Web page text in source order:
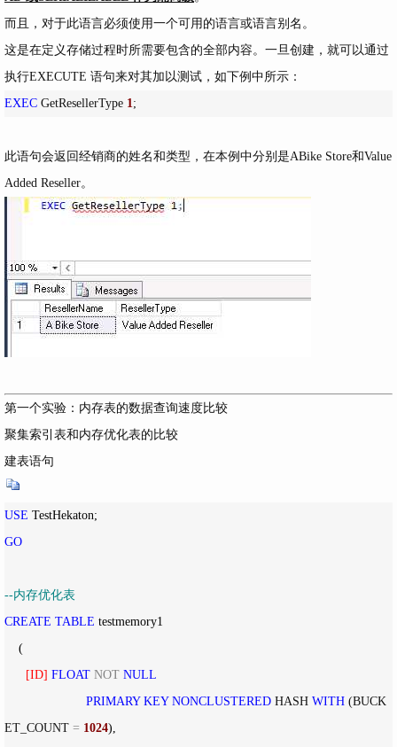
而且，对于此语言必须使用一个可用的语言或语言别名。
这是在定义存储过程时所需要包含的全部内容。一旦创建，就可以通过
执行EXECUTE 语句来对其加以测试，如下例中所示：
EXEC GetResellerType 1;
此语句会返回经销商的姓名和类型，在本例中分别是ABike Store和Value
Added Reseller。
第一个实验：内存表的数据查询速度比较
聚集索引表和内存优化表的比较
建表语句
USE
GO
--内存优化表
CREATE TABLE testmemory1
[ID] FLOAT NOT NULL
PRIMARY KEY NONCLUSTERED HASH WITH (BUCK
ET_COUNT = 1024),